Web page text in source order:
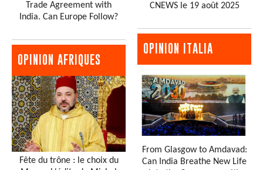
Trade Agreement with
India. Can Europe Follow?
OPINION AFRIQUES
Fête du trône : le choix du
CNEWS le 19 août 2025
OPINION ITALIA
From Glasgow to Amdavad:
Can India Breathe New Life